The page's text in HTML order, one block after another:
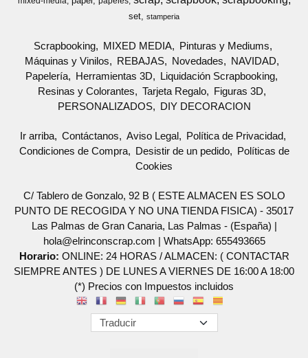
set stamperia
Scrapbooking MIXED MEDIA
Pinturas y Mediums
Máquinas y Vinilos
REBAJAS Novedades
NAVIDAD
Papelería
Herramientas 3D
Liquidación Scrapbooking
Resinas y Colorantes
Tarjeta Regalo
Figuras 3D
PERSONALIZADOS
DIY DECORACION
Ir arriba Contáctanos Aviso Legal
Política de Privacidad
Condiciones de Compra
Desistir de un pedido
Políticas de
Cookies
C/ Tablero de Gonzalo, 92 B ( ESTE ALMACEN ES SOLO
PUNTO DE RECOGIDA Y NO UNA TIENDA FISICA) - 35017
Las Palmas de Gran Canaria, Las Palmas - (España) |
hola@elrinconscrap.com | WhatsApp: 655493665
Horario: ONLINE: 24 HORAS / ALMACEN: ( CONTACTAR
SIEMPRE ANTES ) DE LUNES A VIERNES DE 16:00 A 18:00
(*) Precios con Impuestos incluidos